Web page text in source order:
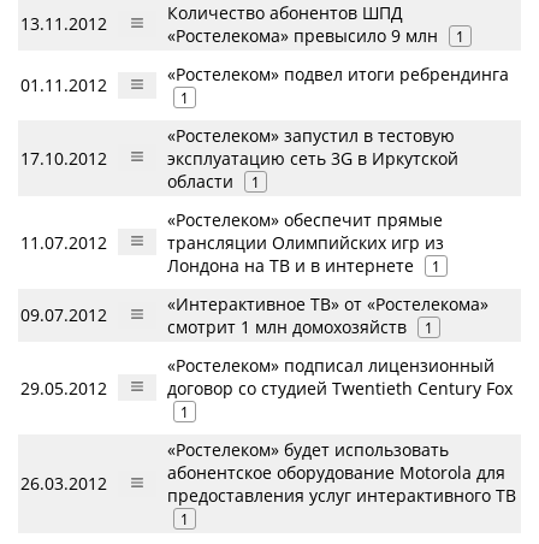
13.11.2012
Количество абонентов ШПД
«Ростелекома» превысило 9 млн
1
01.11.2012 «Ростелеком» подвел итоги ребрендинга
1
17.10.2012
«Ростелеком» запустил в тестовую
эксплуатацию сеть 3G в Иркутской
области
1
11.07.2012
«Ростелеком» обеспечит прямые
трансляции Олимпийских игр из
Лондона на ТВ и в интернете
1
09.07.2012
«Интерактивное ТВ» от «Ростелекома»
смотрит 1 млн домохозяйств
1
29.05.2012
«Ростелеком» подписал лицензионный
договор со студией Twentieth Century Fox
1
26.03.2012
«Ростелеком» будет использовать
абонентское оборудование Motorola для
предоставления услуг интерактивного ТВ
1